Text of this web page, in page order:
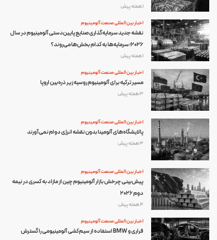
1 هفته پیش
اخبار بین المللی صنعت آلومینیوم
نقشه جدید سرمایه‌گذاری صنایع پایین‌دستی آلومینیوم در سال
۲۰۲۶؛ سرمایه‌ها به کدام بخش‌ها می‌روند؟
1 هفته پیش
اخبار بین المللی صنعت آلومینیوم
مسیر ترکیه برای آلومینیوم روسیه زیر ذره‌بین اروپا
3 هفته پیش
اخبار بین المللی صنعت آلومینیوم
پالایشگاه‌های آلومینا بدون نقشه انرژی دوام نمی‌آورند
3 هفته پیش
اخبار بین المللی صنعت آلومینیوم
پیش‌بینی چرخش بازار آلومینیوم چین از مازاد به کسری در نیمه
دوم ۲۰۲۶
4 هفته پیش
اخبار بین المللی صنعت آلومینیوم
فراری و BMW استفاده از سیم‌کشی آلومینیومی را گسترش